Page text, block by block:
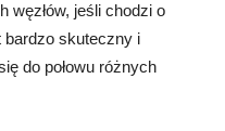
węzłów, jeśli chodzi o
bardzo skuteczny i
do połowu różnych